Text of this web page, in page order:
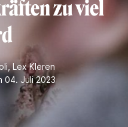
zu viel
,Lex Kleren
04. Juli 2023